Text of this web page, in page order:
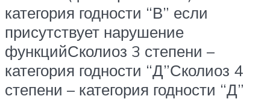
категория годности “В” если
присутствует нарушение
функцийСколиоз 3 степени –
категория годности “Д”Сколиоз 4
степени – категория годности “Д”